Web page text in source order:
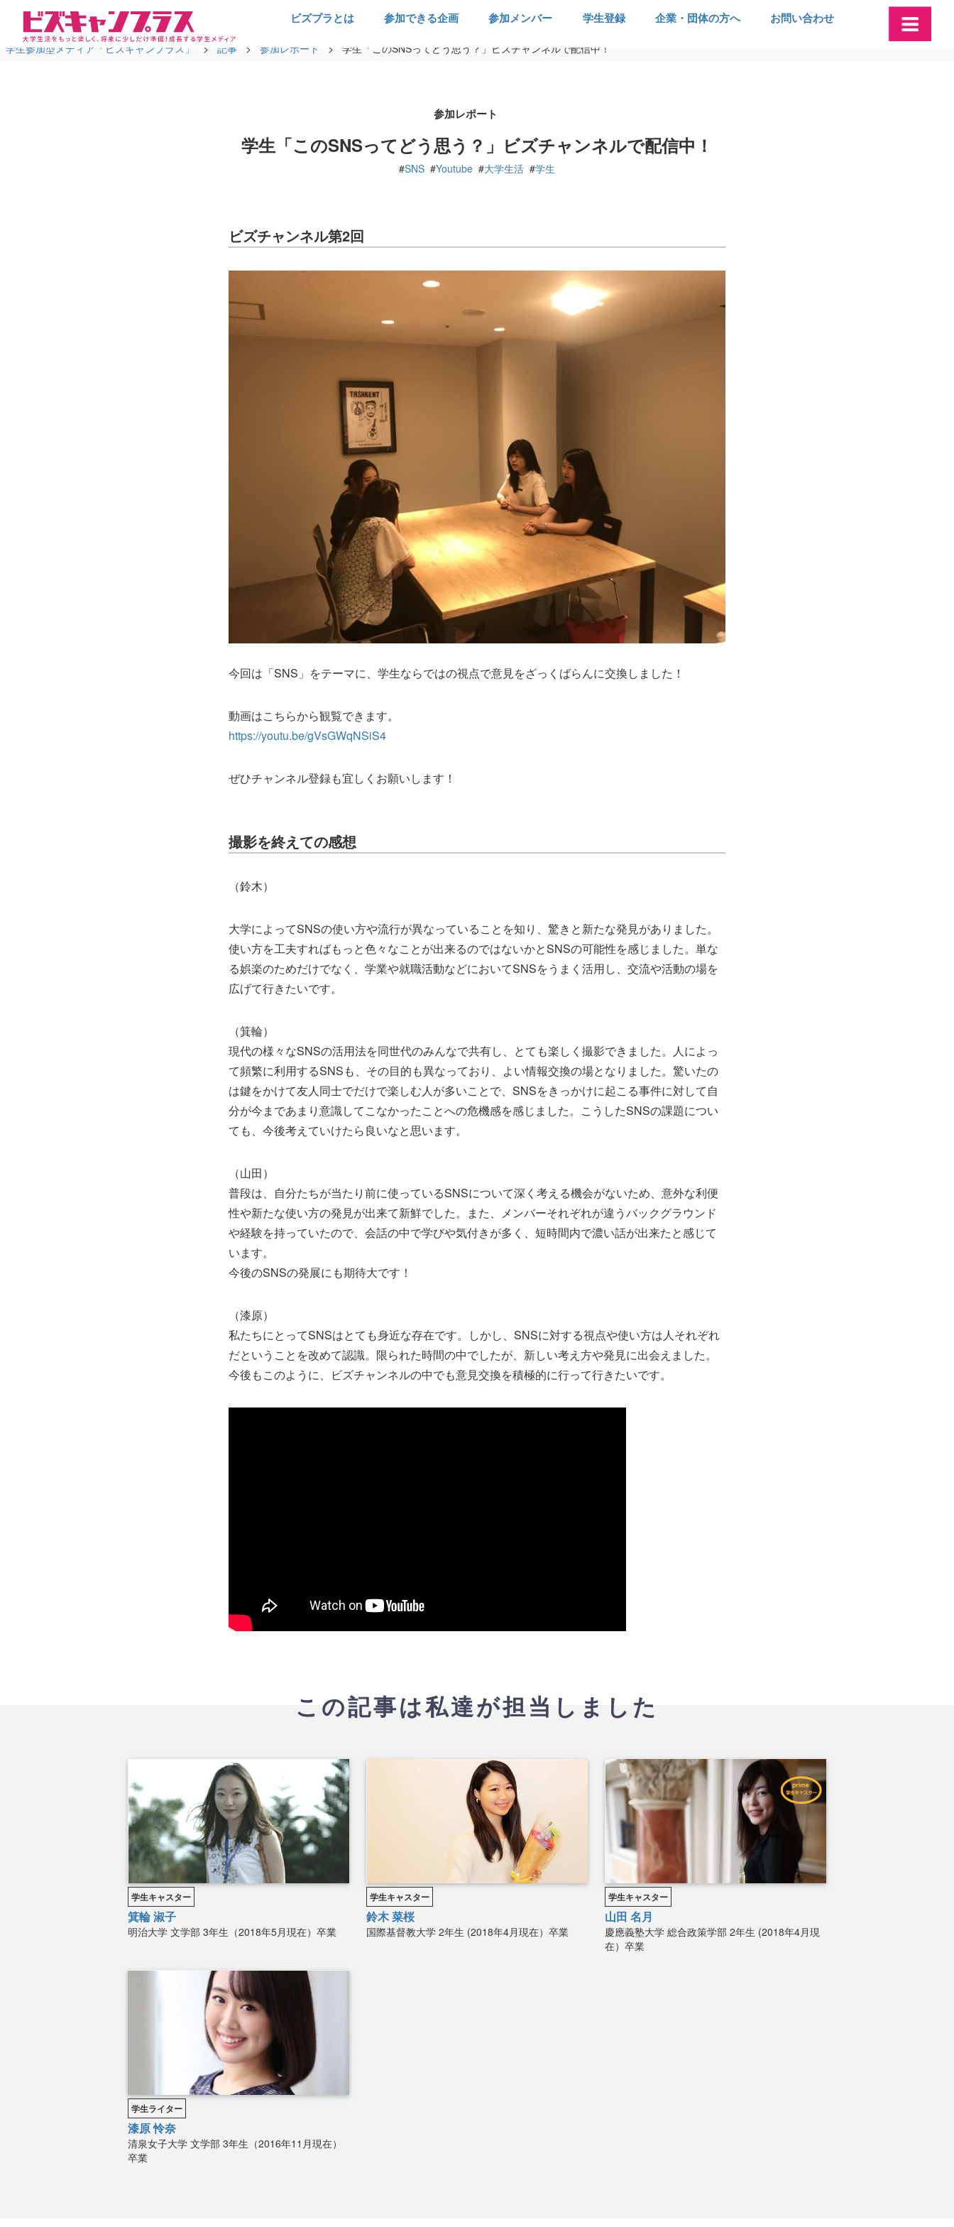
ビズプラとは 参加できる企画 参加メンバー 学生登録 企業・団体の方へ お問い合わせ
学生参加型メディア「ビズキャンプラス」 > 記事 > 参加レポート > 学生「このSNSってどう思う？」ビズチャンネルで配信中！
参加レポート
学生「このSNSってどう思う？」ビズチャンネルで配信中！
#SNS #Youtube #大学生活 #学生
ビズチャンネル第2回
今回は「SNS」をテーマに、学生ならではの視点で意見をざっくばらんに交換しました！
動画はこちらから観覧できます。
https://youtu.be/gVsGWqNSiS4
ぜひチャンネル登録も宜しくお願いします！
撮影を終えての感想
（鈴木）
大学によってSNSの使い方や流行が異なっていることを知り、驚きと新たな発見がありました。
使い方を工夫すればもっと色々なことが出来るのではないかとSNSの可能性を感じました。単な
る娯楽のためだけでなく、学業や就職活動などにおいてSNSをうまく活用し、交流や活動の場を
広げて行きたいです。
（箕輪）
現代の様々なSNSの活用法を同世代のみんなで共有し、とても楽しく撮影できました。人によっ
て頻繁に利用するSNSも、その目的も異なっており、よい情報交換の場となりました。驚いたの
は鍵をかけて友人同士でだけで楽しむ人が多いことで、SNSをきっかけに起こる事件に対して自
分が今まであまり意識してこなかったことへの危機感を感じました。こうしたSNSの課題につい
ても、今後考えていけたら良いなと思います。
（山田）
普段は、自分たちが当たり前に使っているSNSについて深く考える機会がないため、意外な利便
性や新たな使い方の発見が出来て新鮮でした。また、メンバーそれぞれが違うバックグラウンド
や経験を持っていたので、会話の中で学びや気付きが多く、短時間内で濃い話が出来たと感じて
います。
今後のSNSの発展にも期待大です！
（漆原）
私たちにとってSNSはとても身近な存在です。しかし、SNSに対する視点や使い方は人それぞれ
だということを改めて認識。限られた時間の中でしたが、新しい考え方や発見に出会えました。
今後もこのように、ビズチャンネルの中でも意見交換を積極的に行って行きたいです。
この記事は私達が担当しました
学生キャスター
箕輪 淑子
明治大学 文学部 3年生（2018年5月現在）卒業
学生キャスター
鈴木 菜桜
国際基督教大学 2年生 (2018年4月現在）卒業
学生キャスター
山田 名月
慶應義塾大学 総合政策学部 2年生 (2018年4月現
在）卒業
学生ライター
漆原 怜奈
清泉女子大学 文学部 3年生（2016年11月現在）
卒業